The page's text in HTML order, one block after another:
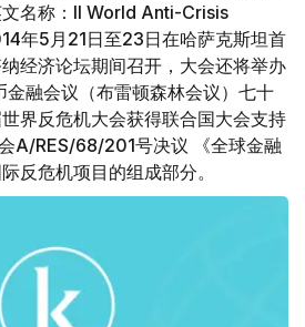
名称：II World Anti-Crisis
年5月21日至23日在哈萨克斯坦首
经济论坛期间召开，大会还将举办
融会议（布雷顿森林会议）七十
界反危机大会获得联合国大会支持
A/RES/68/201号决议 《全球金融
反危机项目的组成部分。